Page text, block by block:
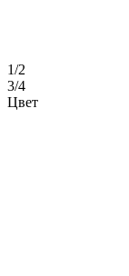
1/2
3/4
Цвет